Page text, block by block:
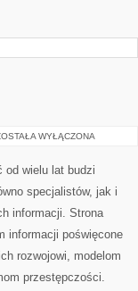
WYŁĄCZONA
od wielu lat budzi
specjalistów, jak i
informacji. Strona
informacji poświęcone
rozwojowi, modelom
przestępczości.